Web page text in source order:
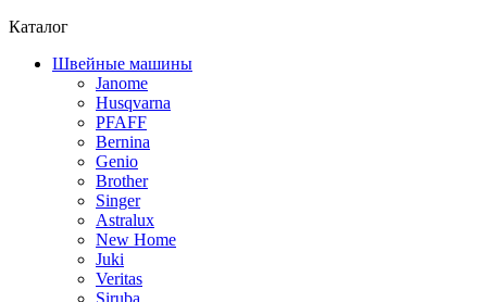
Каталог
Швейные машины
Janome
Husqvarna
PFAFF
Bernina
Genio
Brother
Singer
Astralux
New Home
Juki
Veritas
Siruba